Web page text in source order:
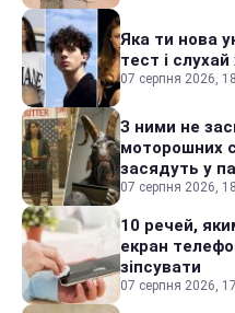
Яка ти нова
тест і
07 серпня 2026,
З ними не
моторошних
засядуть у
07 серпня 2026,
10 речей,
екран
зіпсувати
07 серпня 2026,